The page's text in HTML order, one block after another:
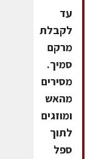
עד
לקבלת
מרקם
סמיך.
מסירים
מהאש
ומוזגים
לתוך
ספל